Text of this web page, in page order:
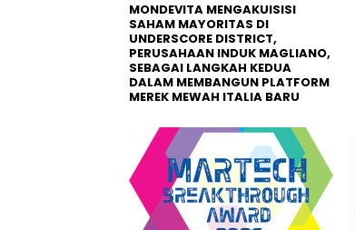
MONDEVITA MENGAKUISISI
SAHAM MAYORITAS DI
UNDERSCORE DISTRICT,
PERUSAHAAN INDUK MAGLIANO,
SEBAGAI LANGKAH KEDUA
DALAM MEMBANGUN PLATFORM
MEREK MEWAH ITALIA BARU